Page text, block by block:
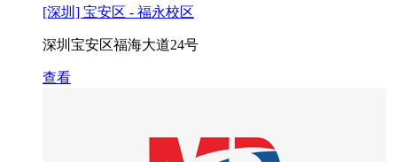
[深圳] 宝安区 - 福永校区
深圳宝安区福海大道24号
查看